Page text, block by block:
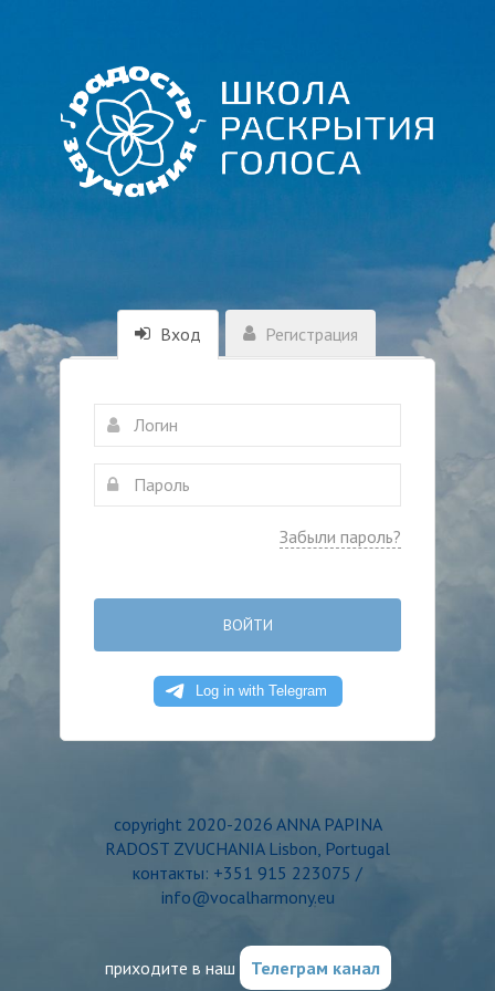
Вход Регистрация
Забыли пароль?
ВОЙТИ
copyright 2020-2026 ANNA PAPINA
RADOST ZVUCHANIA Lisbon, Portugal
контакты: +351 915 223075 /
info@vocalharmony.eu
приходите в наш Телеграм канал